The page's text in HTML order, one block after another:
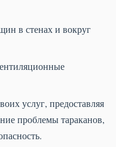
в стенах и вокруг
услуг, предоставляя
проблемы тараканов,